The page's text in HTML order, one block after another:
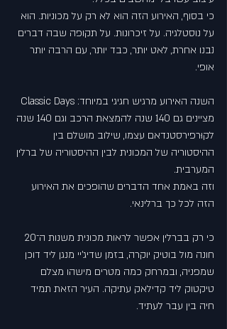
כי בסוף, האירוע הזה הוא לא רק על מכוניות. הוא
על נוסטלגיה. על זיכרונות. על תקופה שבה דברים
נבנו אחרת, לאט יותר, כבד יותר, עם הרבה יותר
אופי.
מציינים גם 140 שנה להמצאת הרכב וגם 140 שנה
לקוּרפירסטנדאם עצמו, שילוב מושלם בין
ההיסטוריה של המכונית לבין ההיסטוריה של ברלין
המערבית.
וזה באמת אחד הדברים שהופכים את האירוע
הזה לכל כך ברלינאי.
חונה מול בוטיק יוקרה, בזמן שדיג'יי מנגן ליד דוכן
שמפניה, ובמרחק כמה מטרים מישהו מצלם
טיקטוק ליד קדילאק עתיקה. העיר הזאת תמיד
חיה בין עבר לעתיד.